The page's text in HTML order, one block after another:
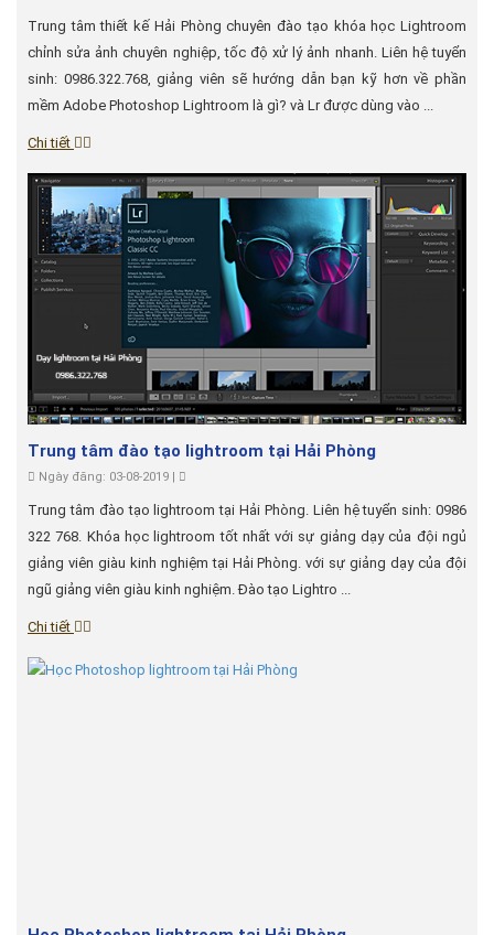
Trung tâm thiết kế Hải Phòng chuyên đào tạo khóa học Lightroom
chỉnh sửa ảnh chuyên nghiệp, tốc độ xử lý ảnh nhanh. Liên hệ tuyển
sinh: 0986.322.768, giảng viên sẽ hướng dẫn bạn kỹ hơn về phần
mềm Adobe Photoshop Lightroom là gì? và Lr được dùng vào ...
Chi tiết
Trung tâm đào tạo lightroom tại Hải Phòng
Ngày đăng: 03-08-2019 |
Trung tâm đào tạo lightroom tại Hải Phòng. Liên hệ tuyển sinh: 0986
322 768. Khóa học lightroom tốt nhất với sự giảng dạy của đội ngủ
giảng viên giàu kinh nghiệm tại Hải Phòng. với sự giảng dạy của đội
ngũ giảng viên giàu kinh nghiệm. Đào tạo Lightro ...
Chi tiết